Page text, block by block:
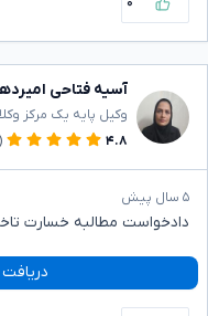
آسیه فتاحی
وکیل پایه یک مرکز
۴.۸
۵ سال پیش
دادخواست مطالبه خسارت